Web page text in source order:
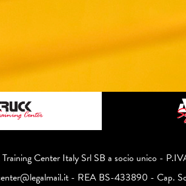
Center Italy Srl SB a socio unico -
- REA BS-433890 - Cap.